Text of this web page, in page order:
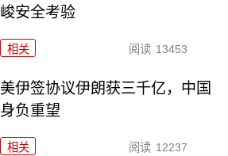
峻安全考验
相关 阅读 13453
美伊签协议伊朗获三千亿，中国
身负重望
相关 阅读 12237